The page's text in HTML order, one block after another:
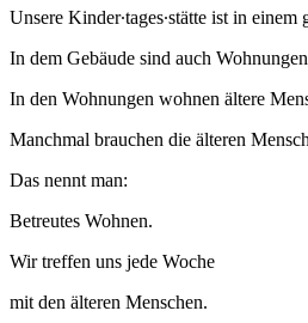
Unsere Kinder∙tages∙stätte ist in einem
In dem Gebäude sind auch
In den Wohnungen wohnen ältere
Manchmal brauchen die älteren
Das nennt man:
Betreutes Wohnen.
Wir treffen uns jede Woche
mit den älteren Menschen.